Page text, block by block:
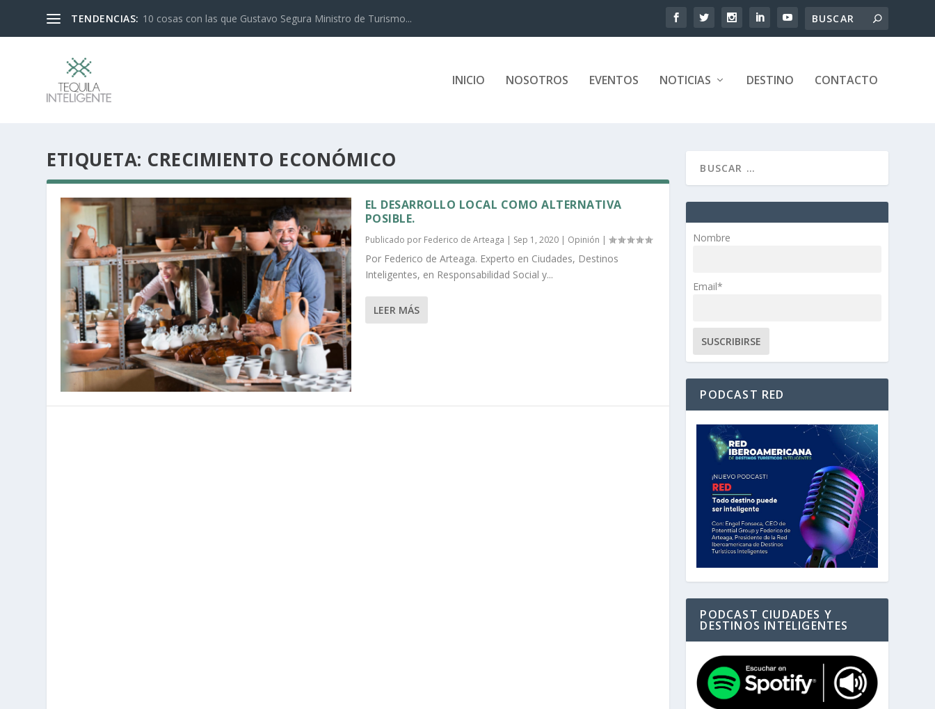
TENDENCIAS: 10 cosas con las que Gustavo Segura Ministro de Turismo...
INICIO NOSOTROS EVENTOS NOTICIAS DESTINO CONTACTO
ETIQUETA: CRECIMIENTO ECONÓMICO
EL DESARROLLO LOCAL COMO ALTERNATIVA
POSIBLE.
Publicado por Federico de Arteaga | Sep 1, 2020| Opinión |
Por Federico de Arteaga. Experto en Ciudades, Destinos
Inteligentes, en Responsabilidad Social y...
LEER MÁS
Nombre
Email*
PODCAST RED
PODCAST CIUDADES Y
DESTINOS INTELIGENTES